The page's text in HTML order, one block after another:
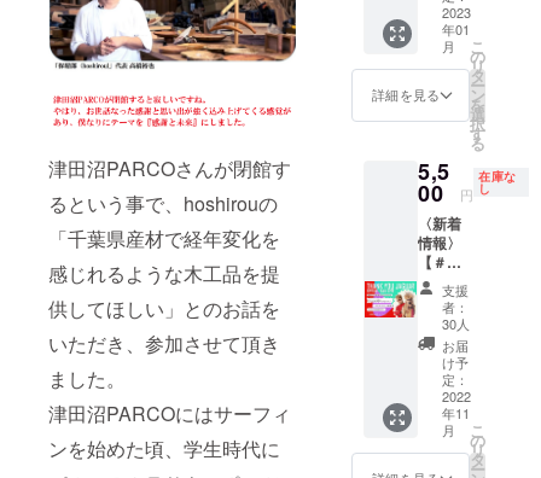
津田沼PARCOさんが閉館す
るという事で、hoshirouの
「千葉県産材で経年変化を
感じれるような木工品を提
供してほしい」とのお話を
いただき、参加させて頂き
ました。
津田沼PARCOにはサーフィ
ンを始めた頃、学生時代に
の価格
となり
ます。
価格は
税込・
送料込
の価格
となり
ます。
※画像は
ジで
す。
AIYAH
with
sounds
・BIG
ONE
MIGHT
Y
LOVE・
WILD
SIDE ※
注意事
項： ・
小学生
以下の
お子様2
名まで
同伴に
限り入
場無料
となり
にお選
びくだ
さい。
70、身
巾45、
丈17 M
着丈
72、身
巾50、
肩巾
47、袖
丈18 L
着丈
75、身
巾55、
肩巾
51、袖
丈19 XL
着丈
78、身
をモ
チーフ
にした
デザイ
ンを入
はお申
込み時
にお選
びくだ
さい。
M身
丈68、
身幅
52、袖
丈22、
肩幅46
L身丈
72、身
幅55、
袖丈
（けや
き）、
真鍮丸
棒3mm
●サイ
W425m
H225m
m
D35mm
／約
W295m
m
H175m
D31mm
●塗料：
オリオ
２（オ
イル
フィ
ニッ
シュ用
シェー
ド】
（限定3
個） 千
葉県産
の椨の
木（た
き）を
使用し
た保精
郎オリ
ジナル
ランプ
シェー
質：千
葉県産
椨の木
（たぶ
のき）
●サイ
ズ：約
直径
2023
年01
月
詳細を見る
こ
の
リ
タ
ー
ン
を
選
択
す
る
5,5
00 円
在庫な
し
〈新着
情報〉
【＃あ
りがと
うジャ
ガー ス
ペシャ
ルトー
クライ
ブ観戦
チケッ
ト】
（限定
支援
者：
30人
お届
け予
定：
2022
年11
月
こ
の
リ
タ
ー